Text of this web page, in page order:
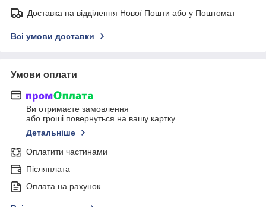
Доставка на відділення Нової Пошти або у Поштомат
Всі умови доставки
Умови оплати
Ви отримаєте замовлення
або гроші повернуться на вашу картку
Детальніше
Оплатити частинами
Післяплата
Оплата на рахунок